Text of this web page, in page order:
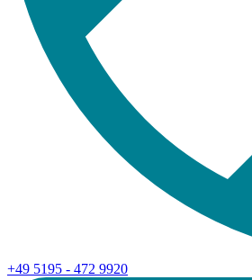
+49 5195 - 472 9920